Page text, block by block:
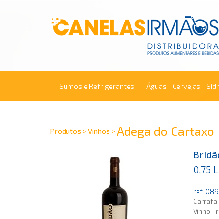
Sumos e Refrigerantes Águas Cervejas
Produtos > Vinhos > Adega do Cartaxo
0,75 L
ref.
Garrafa
Vinho